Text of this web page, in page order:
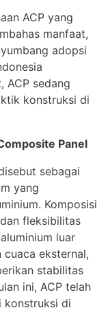
ACP yang
manfaat,
adopsi
ACP sedang
konstruksi di
Panel
sebagai
yang
Komposisi
fleksibilitas
luar
cuaca eksternal,
stabilitas
ini, ACP telah
konstruksi di